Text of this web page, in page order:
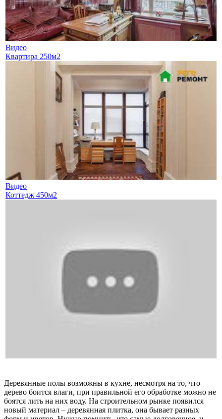
Видео
Квартира 250м2
Видео
Коттедж 450м2
Деревянные полы возможны в кухне, несмотря на то, что
дерево боится влаги, при правильной его обработке можно не
боятся лить на них воду. На строительном рынке появился
новый материал – деревянная плитка, она бывает разных